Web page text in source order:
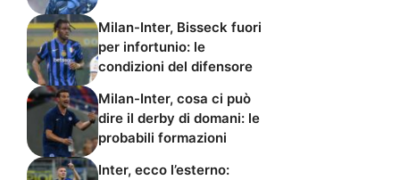
Milan-Inter, Bisseck fuori
per infortunio: le
condizioni del difensore
Milan-Inter, cosa ci può
dire il derby di domani: le
probabili formazioni
Inter, ecco l’esterno: